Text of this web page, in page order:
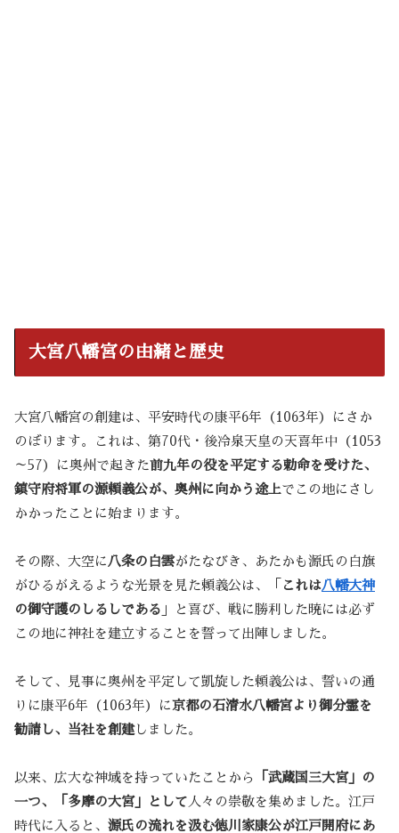
大宮八幡宮の由緒と歴史
大宮八幡宮の創建は、平安時代の康平6年（1063年）にさか
のぼります。これは、第70代・後冷泉天皇の天喜年中（1053
～57）に奥州で起きた前九年の役を平定する勅命を受けた、
鎮守府将軍の源頼義公が、奥州に向かう途上でこの地にさし
かかったことに始まります。
その際、大空に 八条の白雲がたなびき、あたかも源氏の白旗
がひるがえるような光景を見た頼義公は、「
これは 八幡大神
の御守護のしるしである 」と喜び、戦に勝利した暁には必ず
この地に神社を建立することを誓って出陣しました。
そして、見事に奥州を平定して凱旋した頼義公は、誓いの通
りに康平6年（1063年）に京都の石清水八幡宮より御分霊を
勧請し、当社を創建しました。
以来、広大な神域を持っていたことから
「武蔵国三大宮」の
一つ、「多摩の大宮」として 人々の崇敬を集めました。江戸
時代に入ると、 源氏の流れを汲む徳川家康公が江戸開府にあ